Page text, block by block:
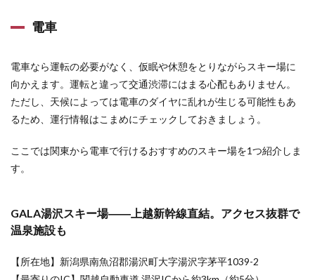
4.1.2
軽井沢
スホテ
ルスキ
ー場
――軽
リンス
から徒
誰でも
楽しめ
る
4.2
子連
電車
電車なら運転の必要がなく、仮眠や休憩をとりながらスキー場に
向かえます。運転と違って交通渋滞にはまる心配もありません。
ただし、天候によっては電車のダイヤに乱れが生じる可能性もあ
るため、運行情報はこまめにチェックしておきましょう。
ここでは関東から電車で行けるおすすめのスキー場を1つ紹介しま
す。
GALA湯沢スキー場――上越新幹線直結。アクセス抜群で
温泉施設も
【所在地】新潟県南魚沼郡湯沢町大字湯沢字茅平1039-2